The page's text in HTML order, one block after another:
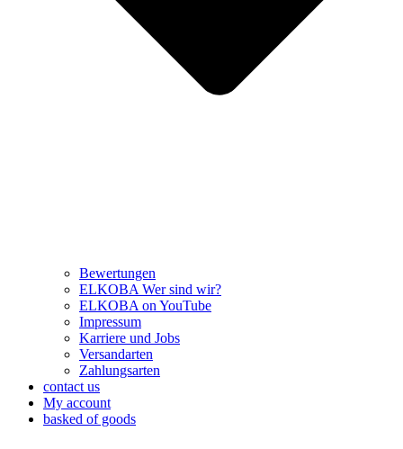
Bewertungen
ELKOBA Wer sind wir?
ELKOBA on YouTube
Impressum
Karriere und Jobs
Versandarten
Zahlungsarten
contact us
My account
basked of goods